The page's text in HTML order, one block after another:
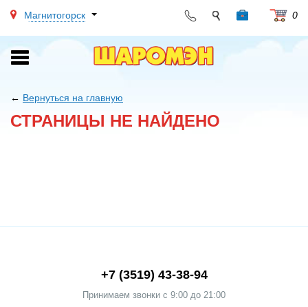
Магнитогорск 0
Toggle
navigation
← Вернуться на главную
СТРАНИЦЫ НЕ НАЙДЕНО
+7 (3519) 43-38-94
Принимаем звонки c 9:00 до 21:00